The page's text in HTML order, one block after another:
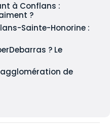
à Conflans :
?
Sainte-Honorine :
? Le
de